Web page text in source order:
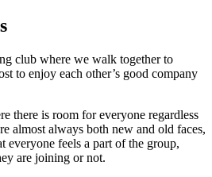
club where we walk together to
to enjoy each other’s good company
there is room for everyone regardless
almost always both new and old faces,
everyone feels a part of the group,
are joining or not.